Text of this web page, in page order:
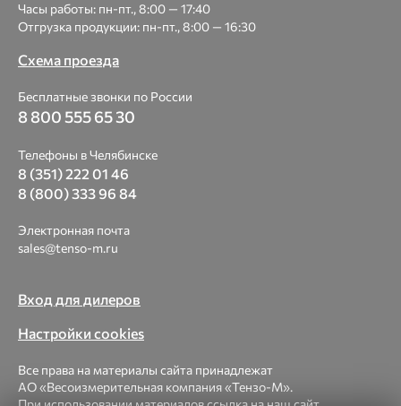
Часы работы: пн-пт., 8:00 — 17:40
Отгрузка продукции: пн-пт., 8:00 — 16:30
Схема проезда
Бесплатные звонки по России
8 800 555 65 30
Телефоны в Челябинске
8 (351) 222 01 46
8 (800) 333 96 84
Электронная почта
sales@tenso-m.ru
Вход для дилеров
Настройки cookies
Все права на материалы сайта принадлежат
АО «Весоизмерительная компания «Тензо-М».